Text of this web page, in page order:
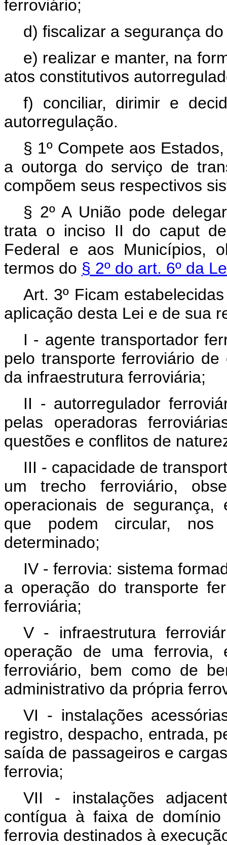
ferroviário;
d) fiscalizar a segurança
e) realizar e manter, na
atos constitutivos
f) conciliar, dirimir e
autorregulação.
§ 1º Compete aos
a outorga do serviço de
compõem seus respectivos
§ 2º A União pode
trata o inciso II do caput
Federal e aos Municípios,
termos do § 2º do art. 6º da
Art. 3º Ficam
aplicação desta Lei e de sua
I - agente transportador
pelo transporte ferroviário
da infraestrutura ferroviária;
II - autorregulador
pelas operadoras
questões e conflitos de
III - capacidade de
um trecho ferroviário,
operacionais de
que podem circular,
determinado;
IV - ferrovia: sistema
a operação do transporte
ferroviária;
V - infraestrutura
operação de uma ferrovia,
ferroviário, bem como de
administrativo da própria
VI - instalações
registro, despacho, entrada,
saída de passageiros e
ferrovia;
VII - instalações
contígua à faixa de
ferrovia destinados à